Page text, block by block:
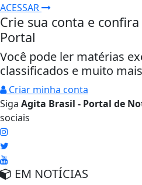
ACESSAR
Crie sua conta e
Portal
Você pode ler matérias
classificados e muito
Criar minha conta
Siga Agita Brasil - Portal de
sociais
EM NOTÍCIAS